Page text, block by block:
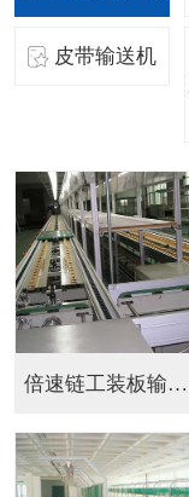
皮带输送机
不锈钢皮带流水线